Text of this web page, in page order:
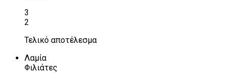
3
2
Τελικό αποτέλεσμα
Λαμία
Φιλιάτες